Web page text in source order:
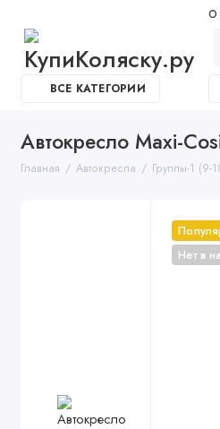
О
ВСЕ КАТЕГОРИИ
Автокресло Maxi-
Главная Автокресла Группы-1 (9-
Нет в